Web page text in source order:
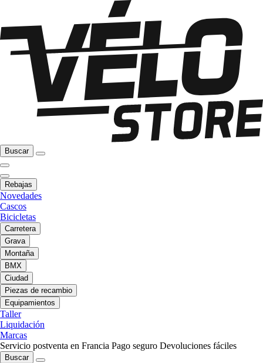
Buscar
Rebajas
Novedades
Cascos
Bicicletas
Carretera
Grava
Montaña
BMX
Ciudad
Piezas de recambio
Equipamientos
Taller
Liquidación
Marcas
Servicio postventa en Francia Pago seguro Devoluciones fáciles
Buscar